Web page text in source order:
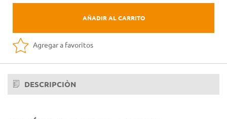
AÑADIR AL CARRITO
Agregar a favoritos
DESCRIPCIÒN